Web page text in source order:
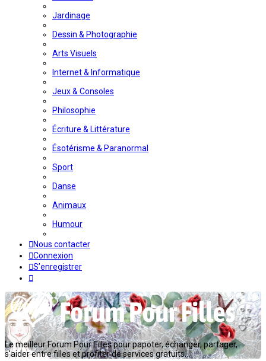
Jardinage
Dessin & Photographie
Arts Visuels
Internet & Informatique
Jeux & Consoles
Philosophie
Écriture & Littérature
Ésotérisme & Paranormal
Sport
Danse
Animaux
Humour
Nous contacter
Connexion
S’enregistrer
Le meilleur Forum Pour Filles pour papoter, échanger, partager,
s'aider entre filles et profiter de services gratuits...